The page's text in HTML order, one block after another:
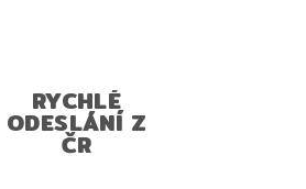
RYCHLÉ
ODESLÁNÍ Z
ČR